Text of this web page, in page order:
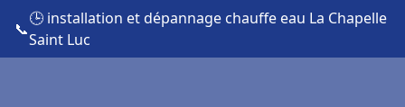
📞
🕒 installation et dépannage chauffe eau La Chapelle
Saint Luc